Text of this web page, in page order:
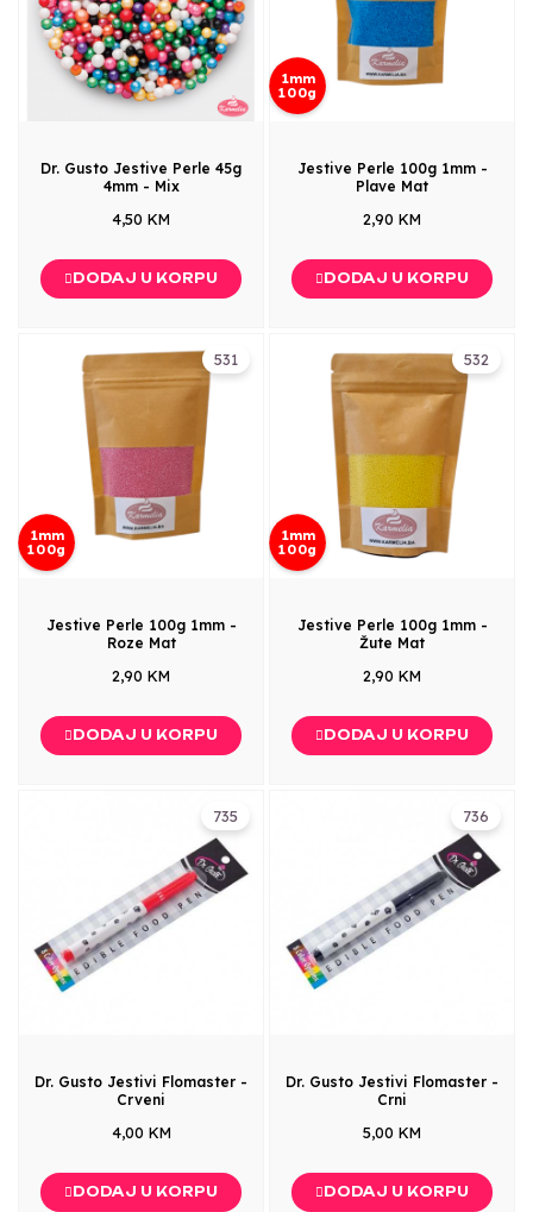
Dr. Gusto Jestive Perle 45g
4mm - Mix
4,50 KM
DODAJ U KORPU
1mm
100g
Jestive Perle 100g 1mm -
Plave Mat
2,90 KM
DODAJ U KORPU
531
1mm
100g
Jestive Perle 100g 1mm -
Roze Mat
2,90 KM
DODAJ U KORPU
532
1mm
100g
Jestive Perle 100g 1mm -
Žute Mat
2,90 KM
DODAJ U KORPU
735
Dr. Gusto Jestivi Flomaster -
Crveni
4,00 KM
DODAJ U KORPU
736
Dr. Gusto Jestivi Flomaster -
Crni
5,00 KM
DODAJ U KORPU